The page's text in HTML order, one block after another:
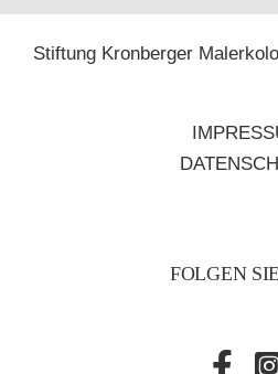
Stiftung Kronberger
FOLGEN